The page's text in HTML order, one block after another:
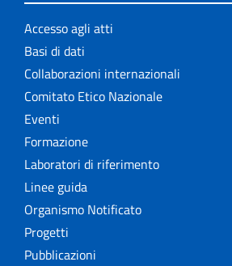
Accesso agli atti
Basi di dati
Collaborazioni internazionali
Comitato Etico Nazionale
Eventi
Formazione
Laboratori di riferimento
Linee guida
Organismo Notificato
Progetti
Pubblicazioni